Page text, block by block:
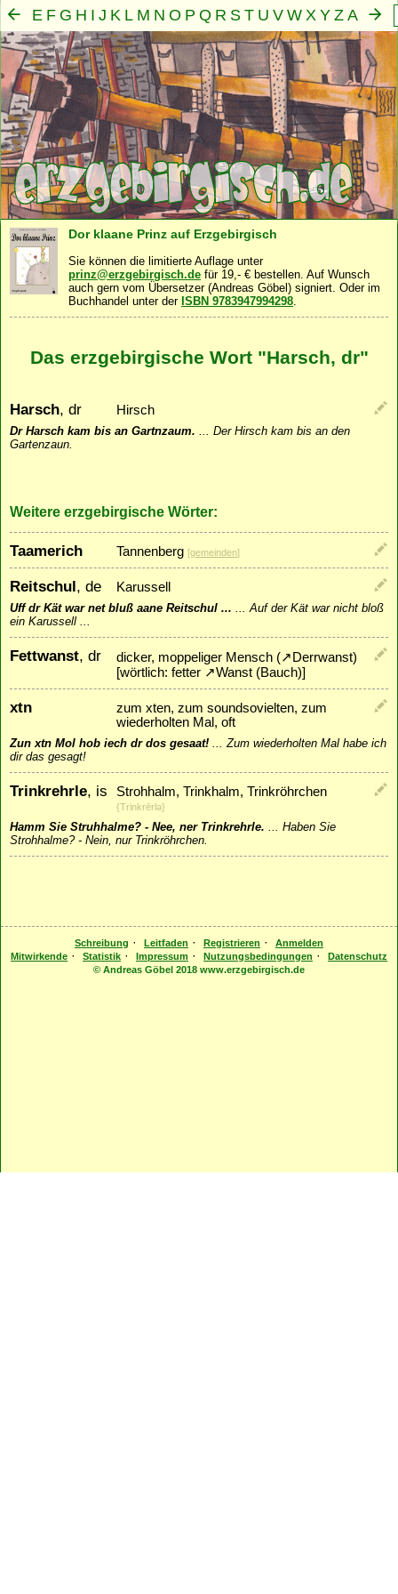
E F G H I J K L M N O P Q R S T U V W X Y Z A
B C D
Mensch·Seele·Geist · Familie·Gemeinschaft ·
Dor klaane Prinz auf Erzgebirgisch
Sie können die limitierte Auflage unter
prinz@erzgebirgisch.de für 19,- € bestellen. Auf Wunsch
auch gern vom Übersetzer (Andreas Göbel) signiert. Oder im
Buchhandel unter der ISBN 9783947994298.
Das erzgebirgische Wort "Harsch, dr"
Harsch, dr Hirsch
Dr Harsch kam bis an Gartnzaum. ... Der Hirsch kam bis an den
Gartenzaun.
Weitere erzgebirgische Wörter:
Taamerich Tannenberg [gemeinden]
Reitschul, de Karussell
Uff dr Kät war net bluß aane Reitschul ... ...Auf der Kät war nicht bloß
ein Karussell ...
Fettwanst, dr dicker, moppeliger Mensch (↗ Derrwanst)
[wörtlich: fetter ↗Wanst (Bauch)]
xtn
zum xten, zum soundsovielten, zum
wiederholten Mal, oft
Zun xtn Mol hob iech dr dos gesaat! ...Zum wiederholten Mal habe ich
dir das gesagt!
Trinkrehrle, is Strohhalm, Trinkhalm, Trinkröhrchen
{Trinkrērlǝ}
Hamm Sie Struhhalme? - Nee, ner Trinkrehrle. ... Haben Sie
Strohhalme? - Nein, nur Trinkröhrchen.
Schreibung · Leitfaden · Registrieren ·
Anmelden
Mitwirkende · Statistik · Impressum · Nutzungsbedingungen ·
Datenschutz
© Andreas Göbel 2018 www.erzgebirgisch.de